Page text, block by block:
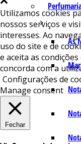
As
Utilizamos cookies
nossos serviços e
interesses. Ao
uso do site e de
e aceita as condições
concorda com a
Configurações de
Manage consent
Fechar